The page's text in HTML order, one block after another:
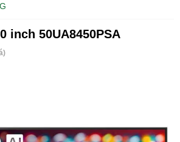
inch 50UA8450PSA